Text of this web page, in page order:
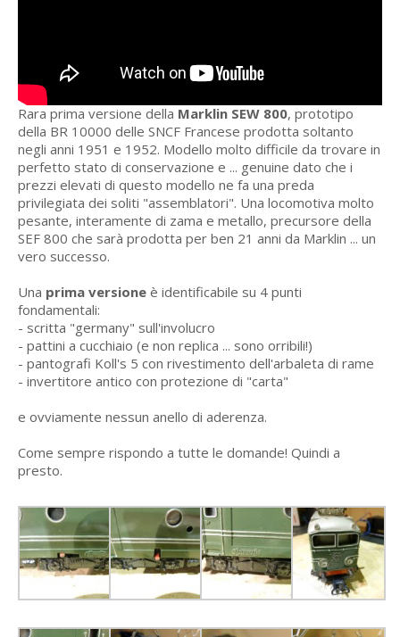
Rara prima versione della Marklin SEW 800, prototipo
della BR 10000 delle SNCF Francese prodotta soltanto
negli anni 1951 e 1952. Modello molto difficile da trovare in
perfetto stato di conservazione e ... genuine dato che i
prezzi elevati di questo modello ne fa una preda
privilegiata dei soliti "assemblatori". Una locomotiva molto
pesante, interamente di zama e metallo, precursore della
SEF 800 che sarà prodotta per ben 21 anni da Marklin ... un
vero successo.
Una prima versione è identificabile su 4 punti
fondamentali:
- scritta "germany" sull'involucro
- pattini a cucchiaio (e non replica ... sono orribili!)
- pantografi Koll's 5 con rivestimento dell'arbaleta di rame
- invertitore antico con protezione di "carta"
e ovviamente nessun anello di aderenza.
Come sempre rispondo a tutte le domande! Quindi a
presto.